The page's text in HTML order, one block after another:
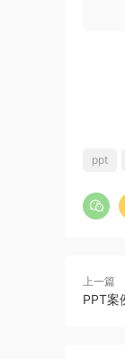
ppt
上一篇
PPT案